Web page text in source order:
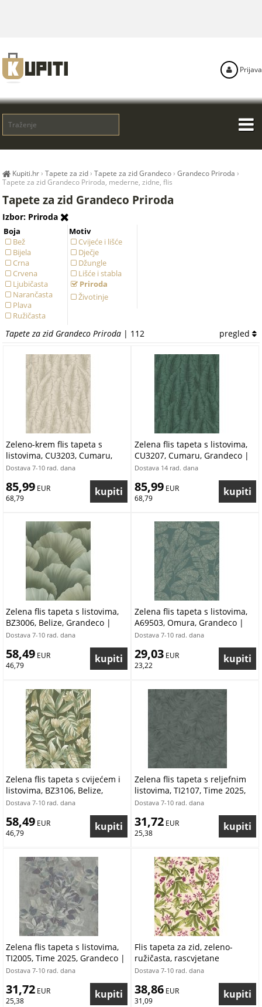
Kupiti.hr›Tapete za zid ›Tapete za zid Grandeco ›Grandeco Priroda ›
Tapete za zid Grandeco Priroda, mederne, zidne, flis
Tapete za zid Grandeco Priroda
Izbor: Priroda
Boja
Bež
Bijela
Crna
Crvena
Ljubičasta
Narančasta
Plava
Ružičasta
Smeđa
Zelena
Zlatna
Motiv
Cvijeće i lišće
Dječje
Džungle
Lišće i stabla
Priroda
Životinje
Tapete za zid Grandeco Priroda | 112 pregled
Zeleno-krem flis tapeta s
listovima, CU3203, Cumaru,
Grandeco | Ljepilo besplatno
Dostava 7-10 rad. dana
85,99 EUR
68,79
Zelena flis tapeta s listovima,
CU3207, Cumaru, Grandeco |
Ljepilo besplatno
Dostava 14 rad. dana
85,99 EUR
68,79
Zelena flis tapeta s listovima,
BZ3006, Belize, Grandeco |
Ljepilo besplatno
Dostava 7-10 rad. dana
58,49 EUR
46,79
Zelena flis tapeta s listovima,
A69503, Omura, Grandeco |
Ljepilo besplatno
Dostava 7-10 rad. dana
29,03 EUR
23,22
Zelena flis tapeta s cvijećem i
listovima, BZ3106, Belize,
Grandeco | Ljepilo besplatno
Dostava 7-10 rad. dana
58,49 EUR
46,79
Zelena flis tapeta s reljefnim
listovima, TI2107, Time 2025,
Grandeco | Ljepilo besplatno
Dostava 7-10 rad. dana
31,72 EUR
25,38
Zelena flis tapeta s listovima,
TI2005, Time 2025, Grandeco |
Ljepilo besplatno
Dostava 7-10 rad. dana
31,72 EUR
25,38
Flis tapeta za zid, zeleno-
ružičasta, rascvjetane
grančice, A80402, Inia,
Grandeco | Ljepilo besplatno
Dostava 7-10 rad. dana
38,86 EUR
31,09
Prijava